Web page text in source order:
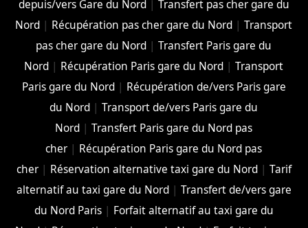
depuis/vers Gare du Nord| Transfert pas cher gare du
Nord | Récupération pas cher gare du Nord |Transport
pas cher gare du Nord |Transfert Paris gare du
Nord | Récupération Paris gare du Nord |Transport
Paris gare du Nord| Récupération de/vers Paris gare
du Nord |Transport de/vers Paris gare du
Nord |Transfert Paris gare du Nord pas
cher | Récupération Paris gare du Nord pas
cher| Réservation alternative taxi gare du Nord| Tarif
alternatif au taxi gare du Nord| Transfert de/vers gare
du Nord Paris| Forfait alternatif au taxi gare du